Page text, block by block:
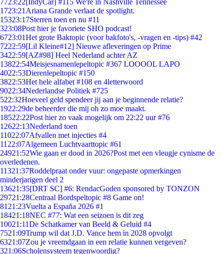
7723:22[IndyCar] #115 We're in Nashville Tennessee
1723:21 Ariana Grande verlaat de spotlight.
15323:17Sterren toen en nu #11
323:08Post hier je favoriete SHO podcast!
6723:01Het grote Baktopic (voor bakfoto's, -vragen en -tips) #42
7222:59[Lil Kleine#12] Nieuwe afleveringen op Prime
3422:59[AZ#98] Heel Nederland achter AZ
13822:54Meisjesnamenlepeltopic #367 LOOOOL LAPO
4022:53Dierenlepeltopic #150
3822:53Het hele alfabet #108 en 4letterwoord
9022:34Nederlandse Politiek #725
522:32Hoeveel geld spendeer jij aan je beginnende relatie?
1922:29de beheerder die mij oh zo moe maakt.
18522:22Post hier zo vaak mogelijk om 22:22 uur #76
12622:13Nederland toen
11022:07Afvallen met injecties #4
11 22:07Algemeen Luchtvaarttopic #61
24921:52Wie gaan er dood in 2026?Post met een vleugje cynisme de
overledenen.
11321:37Roddelpraat onder vuur: ongepaste opmerkingen
minderjarigen deel 2
13621:35[DRT SC] #6: RendacGoden sponsored by TONZON
29721:28Centraal Bordspeltopic #8 Game on!
81 21:23Vuelta a España 2026 #1
18421:18NEC #77: Wat een seizoen is dit zeg
10021:11De Schatkamer van Beeld & Geluid #4
7521:09Trump wil dat J.D. Vance hem in 2028 opvolgt
6321:07Zou je vreemdgaan in een relatie kunnen vergeven?
321:06Scholensysteem tegenwoordig?